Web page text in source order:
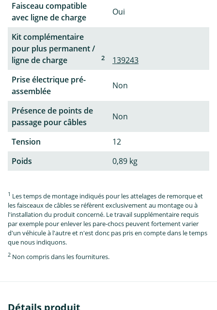
Faisceau compatible
avec ligne de charge
Oui
Kit complémentaire
pour plus permanent /
ligne de charge
2
139243
Prise électrique pré-
assemblée
Non
Présence de points de
passage pour câbles
Non
Tension
12
Poids
0,89 kg
1 Les temps de montage indiqués pour les attelages de remorque et
les faisceaux de câbles se réfèrent exclusivement au montage ou à
l'installation du produit concerné. Le travail supplémentaire requis
par exemple pour enlever les pare-chocs peuvent fortement varier
d'un véhicule à l'autre et n'est donc pas pris en compte dans le temps
que nous indiquons.
2 Non compris dans les fournitures.
Détails produit